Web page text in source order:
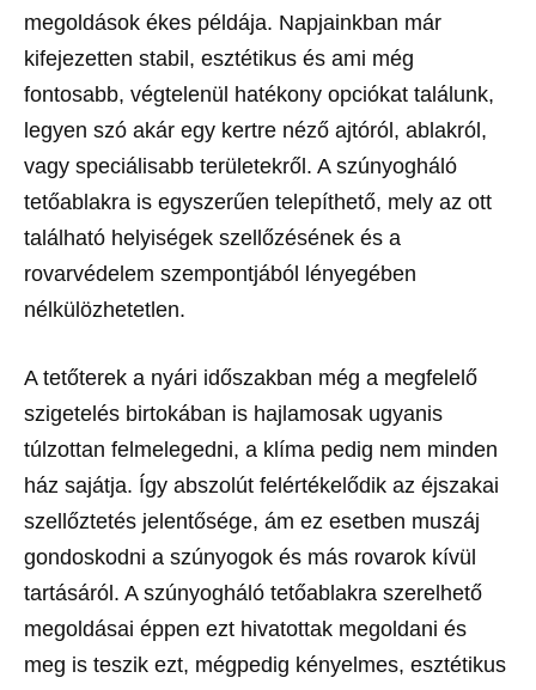
megoldások ékes példája. Napjainkban már
kifejezetten stabil, esztétikus és ami még
fontosabb, végtelenül hatékony opciókat találunk,
legyen szó akár egy kertre néző ajtóról, ablakról,
vagy speciálisabb területekről. A szúnyogháló
tetőablakra is egyszerűen telepíthető, mely az ott
található helyiségek szellőzésének és a
rovarvédelem szempontjából lényegében
nélkülözhetetlen.
A tetőterek a nyári időszakban még a megfelelő
szigetelés birtokában is hajlamosak ugyanis
túlzottan felmelegedni, a klíma pedig nem minden
ház sajátja. Így abszolút felértékelődik az éjszakai
szellőztetés jelentősége, ám ez esetben muszáj
gondoskodni a szúnyogok és más rovarok kívül
tartásáról. A szúnyogháló tetőablakra szerelhető
megoldásai éppen ezt hivatottak megoldani és
meg is teszik ezt, mégpedig kényelmes, esztétikus